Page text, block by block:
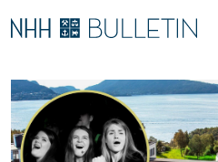
D
E
T
V
O
V
E
Ø
K
I
N
E
T
T
Stipendiater og nye
Disputaser